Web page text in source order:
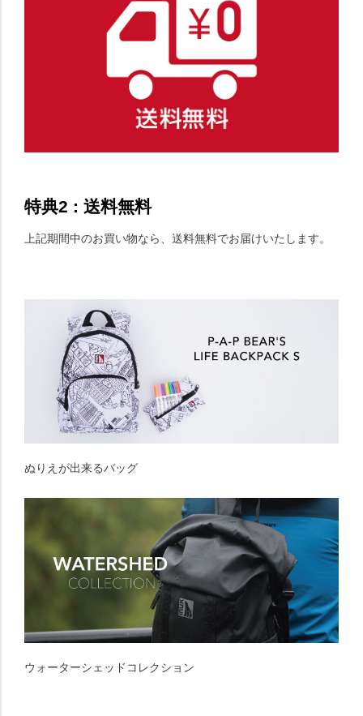
特典2 : 送料無料
上記期間中のお買い物なら、送料無料でお届けいたします。
ぬりえが出来るバッグ
ウォーターシェッドコレクション